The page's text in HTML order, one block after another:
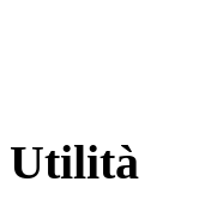
Utilità